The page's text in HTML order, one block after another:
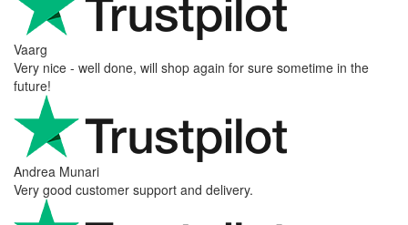
Vaarg
Very nice - well done, will shop again for sure sometime in the
future!
Andrea Munari
Very good customer support and delivery.